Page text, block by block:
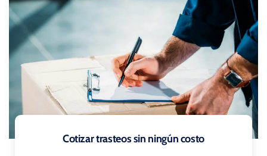
Cotizar trasteos sin ningún costo